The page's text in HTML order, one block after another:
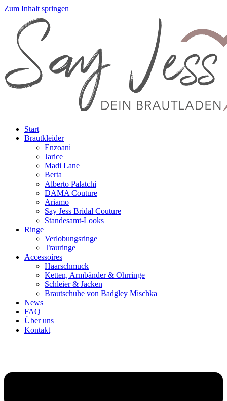
Zum Inhalt springen
Start
Brautkleider
Enzoani
Jarice
Madi Lane
Berta
Alberto Palatchi
DAMA Couture
Ariamo
Say Jess Bridal Couture
Standesamt-Looks
Ringe
Verlobungsringe
Trauringe
Accessoires
Haarschmuck
Ketten, Armbänder & Ohrringe
Schleier & Jacken
Brautschuhe von Badgley Mischka
News
FAQ
Über uns
Kontakt